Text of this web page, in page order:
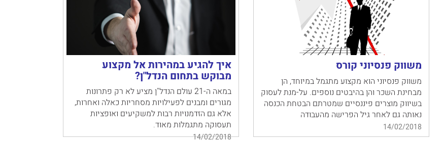
משווק פנסיוני קורס
משווק פנסיוני הוא מקצוע מתגמל במיוחד, הן
מבחינת השכר והן בהיבטים נוספים. על-מנת לעסוק
בשיווק מוצרים פיננסיים שמטרתם הבטחת הכנסה
נאותה גם לאחר גיל הפרישה מהעבודה
14/02/2018
איך להגיע במהירות אל מקצוע
מבוקש בתחום הנדל"ן?
במאה ה-21 עולם הנדל"ן מציע לא רק פתרונות
מגורים ומבנים לפעילויות מסחריות כאלה ואחרות,
אלא גם הזדמנויות רבות למשקיעים ואופציות
תעסוקה מתגמלות מאוד.
14/02/2018